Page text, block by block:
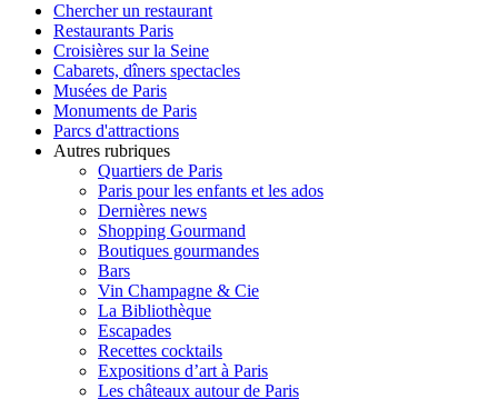
Chercher un restaurant
Restaurants Paris
Croisières sur la Seine
Cabarets, dîners spectacles
Musées de Paris
Monuments de Paris
Parcs d'attractions
Autres rubriques
Quartiers de Paris
Paris pour les enfants et les ados
Dernières news
Shopping Gourmand
Boutiques gourmandes
Bars
Vin Champagne & Cie
La Bibliothèque
Escapades
Recettes cocktails
Expositions d’art à Paris
Les châteaux autour de Paris